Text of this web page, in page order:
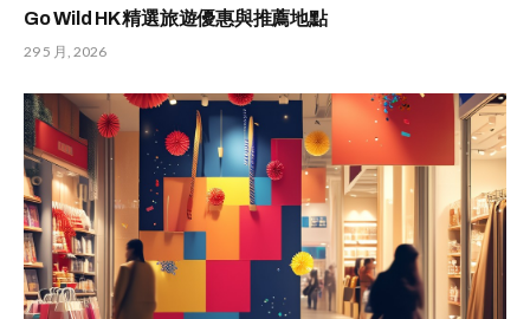
Go Wild HK 精選旅遊優惠與推薦地點
29 5 月, 2026